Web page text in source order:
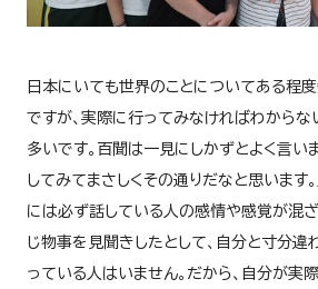
日本にいても世界のことについてある程
ですが、実際に行ってみなければわからな
多いです。百聞は一見にしかずとよく言い
してみてまさしくその通りだなと思います
には必ず話している人の感情や感覚が混ざ
じ物事を見聞きしたとして、自分と寸分違
っている人はいません。だから、自分が実